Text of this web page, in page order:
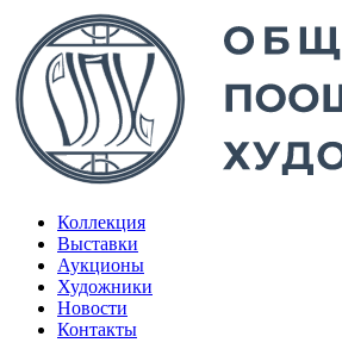
Коллекция
Выставки
Аукционы
Художники
Новости
Контакты